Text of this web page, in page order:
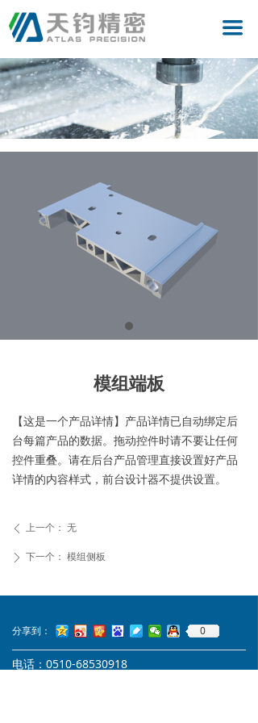
끀
首页
关于我们
产品
服务
人力资源
模组端板
ꄴ 上一个： 无
ꄲ 下一个： 模组侧板
【这是一个产品详情】产品详情已自动绑定后
台每篇产品的数据。拖动控件时请不要让任何
控件重叠。请在后台产品管理直接设置好产品
详情的内容样式，前台设计器不提供设置。
电话：0510-68530918
分享到： 0